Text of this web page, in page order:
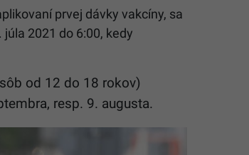
prvej dávky vakcíny, sa
2021 do 6:00, kedy
od 12 do 18 rokov)
resp. 9. augusta.